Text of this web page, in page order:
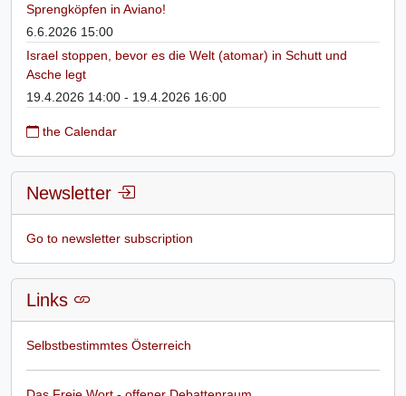
Sprengköpfen in Aviano!
6.6.2026 15:00
Israel stoppen, bevor es die Welt (atomar) in Schutt und
Asche legt
19.4.2026 14:00 - 19.4.2026 16:00
the Calendar
Newsletter
Go to newsletter subscription
Links
Selbstbestimmtes Österreich